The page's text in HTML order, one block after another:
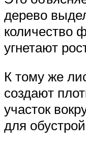
дерево
количество
угнетают
К тому же
создают
участок
для